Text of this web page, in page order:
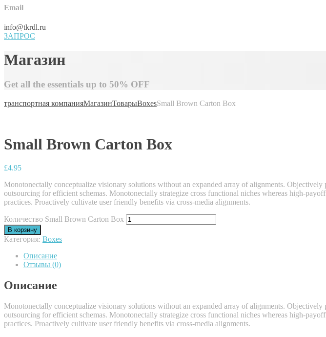
Email
info@tkrdl.ru
ЗАПРОС
Магазин
Get all the essentials up to 50% OFF
транспортная компанияМагазинТоварыBoxesSmall Brown Carton Box
Small Brown Carton Box
£4.95
Monotonectally conceptualize visionary solutions without an expanded array of alignments.
outsourcing for efficient schemas. Monotonectally strategize cross functional niches whereas high-
practices. Proactively cultivate user friendly benefits via cross-media alignments.
Количество Small Brown Carton Box
В корзину
Категория: Boxes
Описание
Отзывы (0)
Описание
Monotonectally conceptualize visionary solutions without an expanded array of alignments.
outsourcing for efficient schemas. Monotonectally strategize cross functional niches whereas high-
practices. Proactively cultivate user friendly benefits via cross-media alignments.